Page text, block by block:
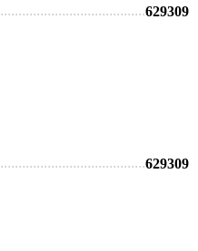
629309
629309